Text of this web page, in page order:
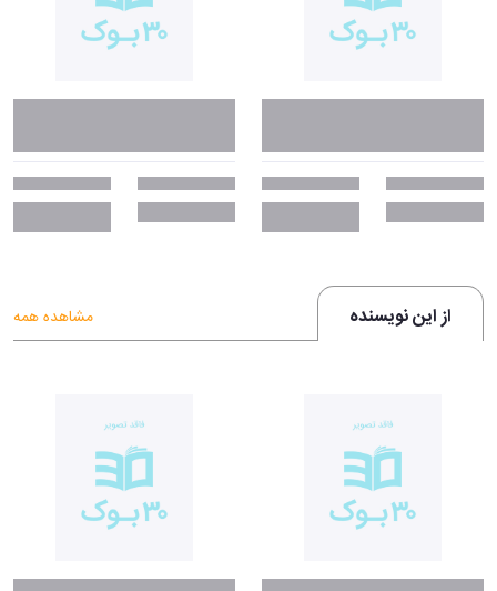
زندگی می‌برد و در آن‌ها شیرینی را می‌یابد، چون اگر مایل به نگاه کردن باشید،
در هر جایی می‌توانید شیرینی زندگی را پیدا کنید.
ویژگی‌های برجسته‌ٔ کتاب
«شیر و عسل» یک مجموعه شعر عمیقاً شخصی، صادقانه و احساساتی است
که به سبک مینیمالیستی نوشته شده و مخاطبان گسترده‌ای را تحت‌تأثیر قرار
داده است. این کتاب به موضوعات قدرتمند و اغلب دردناک زندگی به زبانی
ساده اشاره کرده است و به خواننده اجازه می‌دهد تا با تجربیات تروما، عشق،
عبارت‌اند از:
• صداقت:
کائور آشکارا در مورد تروما، سوءاستفاده، دلشکستگی و خودشناسی
• سبک مینیمالیستی:
اشعار این کتاب مختصر و مستقیم هستند، اما معنای
عمیقی دارند و احساسات پیچیده را برای مخاطبان گسترده‌ای قابل درک
• ساختار موضوعی:این کتاب که به چهار بخش تقسیم شده است - آسیب،
عشق، شکستن و شفا - خوانندگان را به یک سفر عاطفی منسجم می‌برد.
احساسی این اشعار را تقویت می‌کنند و آن را تبدیل به یک تجربهٔ ماندگار برای
از این نویسنده مشاهده همه